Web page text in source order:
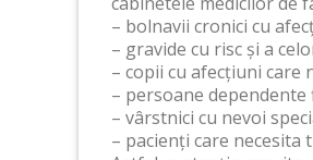
– bolnavii cronici cu
– gravide cu risc și a
– copii cu afecțiuni care
– persoane dependente
– vârstnici cu nevoi
– pacienți care